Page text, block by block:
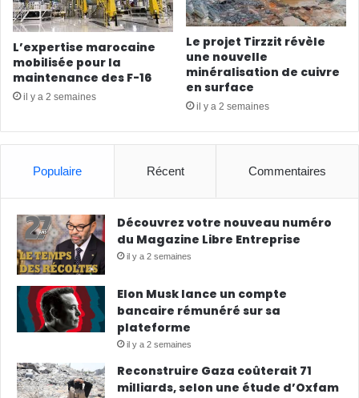
L’expertise marocaine
mobilisée pour la
maintenance des F-16
il y a 2 semaines
Le projet Tirzzit révèle
une nouvelle
minéralisation de cuivre
en surface
il y a 2 semaines
Populaire Récent Commentaires
Découvrez votre nouveau numéro
du Magazine Libre Entreprise
il y a 2 semaines
Elon Musk lance un compte
bancaire rémunéré sur sa
plateforme
il y a 2 semaines
Reconstruire Gaza coûterait 71
milliards, selon une étude d’Oxfam